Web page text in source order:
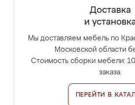
Доставка
и
Мы доставляем мебель по
Московской области
Стоимость сборки мебели:
заказа.
ПЕРЕЙТИ В